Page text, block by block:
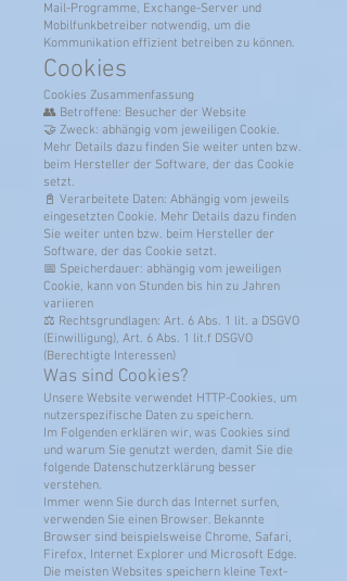
Mail-Programme, Exchange-Server und
Mobilfunkbetreiber notwendig, um die
Kommunikation effizient betreiben zu können.
Cookies
Cookies Zusammenfassung
👥 Betroffene: Besucher der Website
🤝 Zweck: abhängig vom jeweiligen Cookie.
Mehr Details dazu finden Sie weiter unten bzw.
beim Hersteller der Software, der das Cookie
setzt.
📓 Verarbeitete Daten: Abhängig vom jeweils
eingesetzten Cookie. Mehr Details dazu finden
Sie weiter unten bzw. beim Hersteller der
Software, der das Cookie setzt.
📅 Speicherdauer: abhängig vom jeweiligen
Cookie, kann von Stunden bis hin zu Jahren
variieren
⚖️ Rechtsgrundlagen: Art. 6 Abs. 1 lit. a DSGVO
(Einwilligung), Art. 6 Abs. 1 lit.f DSGVO
(Berechtigte Interessen)
Was sind Cookies?
Unsere Website verwendet HTTP-Cookies, um
nutzerspezifische Daten zu speichern.
Im Folgenden erklären wir, was Cookies sind
und warum Sie genutzt werden, damit Sie die
folgende Datenschutzerklärung besser
verstehen.
Immer wenn Sie durch das Internet surfen,
verwenden Sie einen Browser. Bekannte
Browser sind beispielsweise Chrome, Safari,
Firefox, Internet Explorer und Microsoft Edge.
Die meisten Websites speichern kleine Text-